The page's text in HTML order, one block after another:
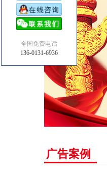
全国免费电话
136-0131-6936
广告案例